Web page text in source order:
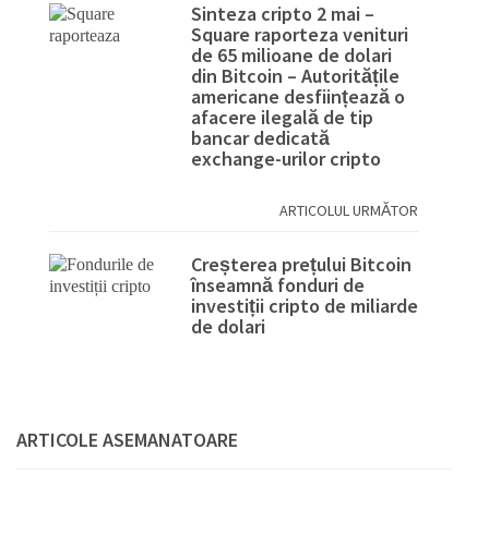
Sinteza cripto 2 mai –
Square raporteza venituri
de 65 milioane de dolari
din Bitcoin – Autoritățile
americane desființează o
afacere ilegală de tip
bancar dedicată
exchange-urilor cripto
ARTICOLUL URMĂTOR
Creșterea prețului Bitcoin
înseamnă fonduri de
investiții cripto de miliarde
de dolari
ARTICOLE ASEMANATOARE